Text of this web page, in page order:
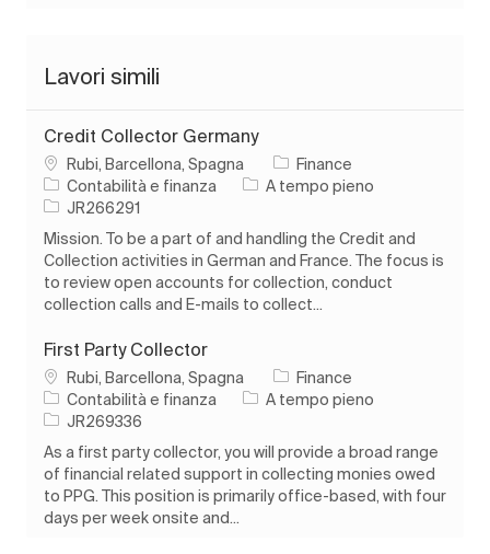
Lavori simili
Credit Collector Germany
Ubicazione
Rubi, Barcellona, Spagna
Finance
Categoria
Contabilità e finanza Tipo di lavoro
A tempo pieno
ID processo
JR266291
Mission. To be a part of and handling the Credit and
Collection activities in German and France. The focus is
to review open accounts for collection, conduct
collection calls and E-mails to collect...
First Party Collector
Ubicazione
Rubi, Barcellona, Spagna
Finance
Categoria
Contabilità e finanza Tipo di lavoro
A tempo pieno
ID processo
JR269336
As a first party collector, you will provide a broad range
of financial related support in collecting monies owed
to PPG. This position is primarily office-based, with four
days per week onsite and...